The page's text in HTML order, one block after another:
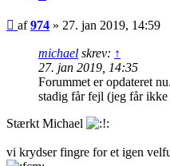
Indlæg
af974 » 27. jan 2019, 14:59
michael skrev: ↑
27. jan 2019, 14:35
Forummet er opdateret
stadig får fejl (jeg får ikke
Stærkt Michael
vi krydser fingre for et igen